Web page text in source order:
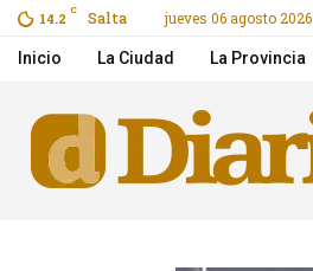
14.2 C Salta jueves 06 agosto 2026
un choque en Cerrillos
Inicio La Ciudad La Provincia